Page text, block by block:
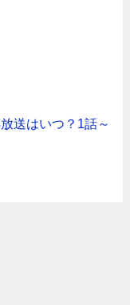
送はいつ？1話～